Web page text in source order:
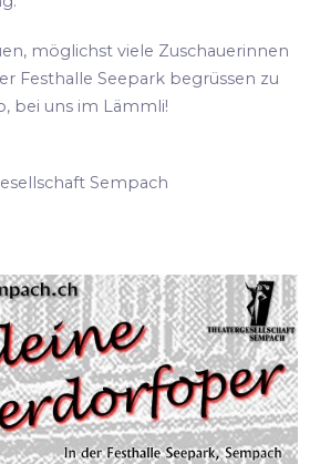
möglichst viele Zuschauerinnen
Festhalle Seepark begrüssen zu
bei uns im Lämmli!
Sempach